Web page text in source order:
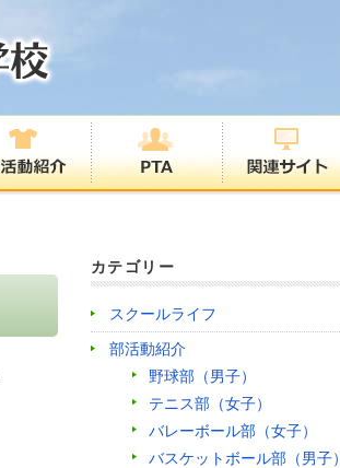
カテゴリー
スクールライフ
部活動紹介
野球部（男子）
テニス部（女子）
バレーボール部（女子）
バスケットボール部（男子）